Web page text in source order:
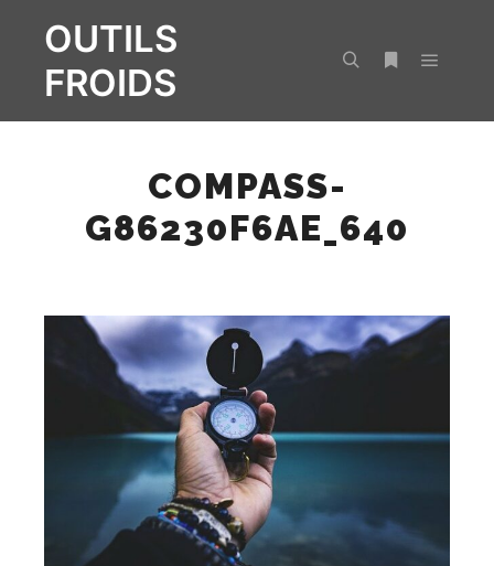
OUTILS
FROIDS
COMPASS-
G86230F6AE_640